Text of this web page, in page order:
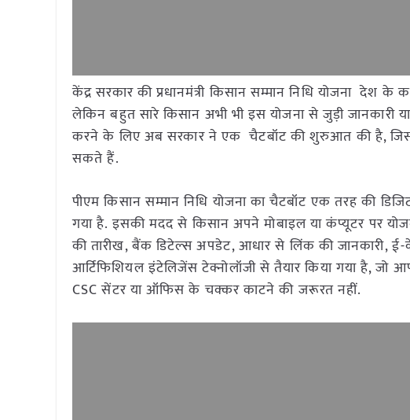
केंद्र सरकार की प्रधानमंत्री किसान सम्मान निधि योजना देश
लेकिन बहुत सारे किसान अभी भी इस योजना से जुड़ी जानकारी
करने के लिए अब सरकार ने एक चैटबॉट की शुरुआत की है,
सकते हैं.
पीएम किसान सम्मान निधि योजना का चैटबॉट एक तरह की
गया है. इसकी मदद से किसान अपने मोबाइल या कंप्यूटर पर
की तारीख, बैंक डिटेल्स अपडेट, आधार से लिंक की जानकारी,
आर्टिफिशियल इंटेलिजेंस टेक्नोलॉजी से तैयार किया गया है,
CSC सेंटर या ऑफिस के चक्कर काटने की जरूरत नहीं.